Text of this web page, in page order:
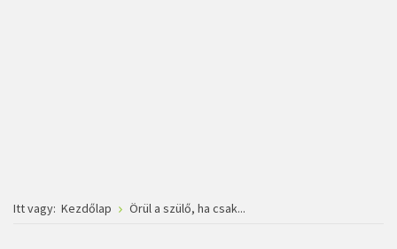
Itt vagy: Kezdőlap Örül a szülő, ha csak...